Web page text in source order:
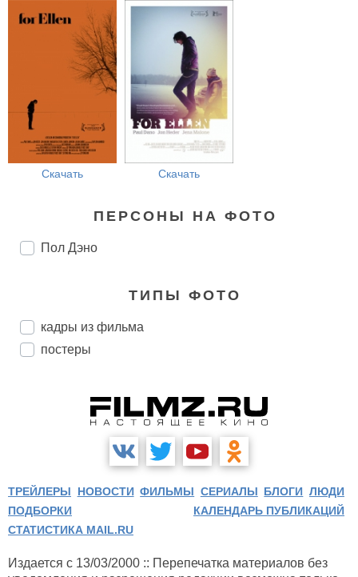
Скачать Скачать
ПЕРСОНЫ НА ФОТО
Пол Дэно
ТИПЫ ФОТО
кадры из фильма
постеры
ТРЕЙЛЕРЫ НОВОСТИ ФИЛЬМЫ СЕРИАЛЫ БЛОГИ ЛЮДИ
ПОДБОРКИ
КАЛЕНДАРЬ ПУБЛИКАЦИЙ
СТАТИСТИКА MAIL.RU
Издается с 13/03/2000 :: Перепечатка материалов без